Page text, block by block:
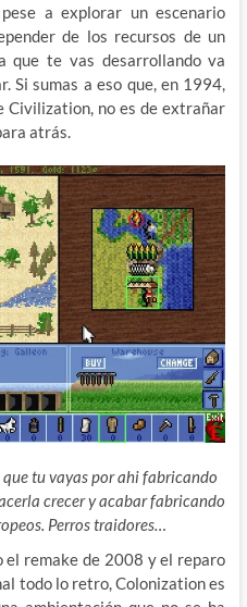
a explorar un escenario
de los recursos de un
que te vas desarrollando va
Si sumas a eso que, en 1994,
Civilization, no es de extrañar
atrás.
que tu vayas por ahi fabricando
crecer y acabar fabricando
Perros traidores…
el remake de 2008 y el reparo
todo lo retro, Colonization es